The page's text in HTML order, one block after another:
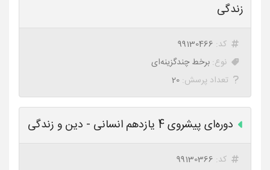
زندگی
کد: 99130466
نوع: برخط چندگزینه‌ای
تعداد پرسش: 20
دوره‌ای پیشروی 4 یازدهم انسانی - دین و زندگی
کد: 99130366